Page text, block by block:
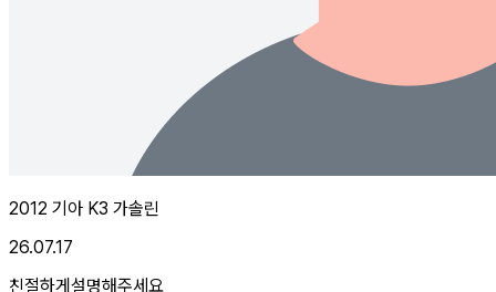
2012 기아 K3 가솔린
26.07.17
친절하게설명해주세요